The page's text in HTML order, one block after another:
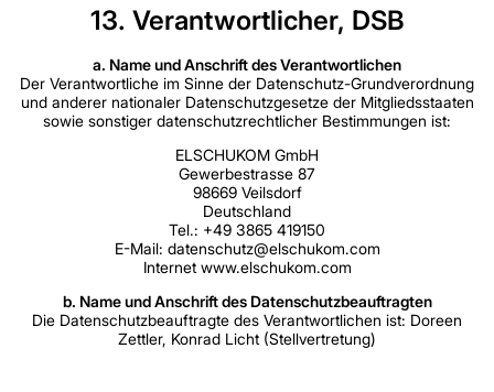
13. Verantwortlicher, DSB
a. Name und Anschrift des Verantwortlichen
Der Verantwortliche im Sinne der Datenschutz-Grundverordnung
und anderer nationaler Datenschutzgesetze der Mitgliedsstaaten
sowie sonstiger datenschutzrechtlicher Bestimmungen ist:
ELSCHUKOM GmbH
Gewerbestrasse 87
98669 Veilsdorf
Deutschland
Tel.: +49 3865 419150
E-Mail: datenschutz@elschukom.com
Internet www.elschukom.com
b. Name und Anschrift des Datenschutzbeauftragten
Die Datenschutzbeauftragte des Verantwortlichen ist: Doreen
Zettler, Konrad Licht (Stellvertretung)